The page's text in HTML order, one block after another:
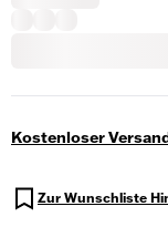
Kostenloser
Zur Wunschliste